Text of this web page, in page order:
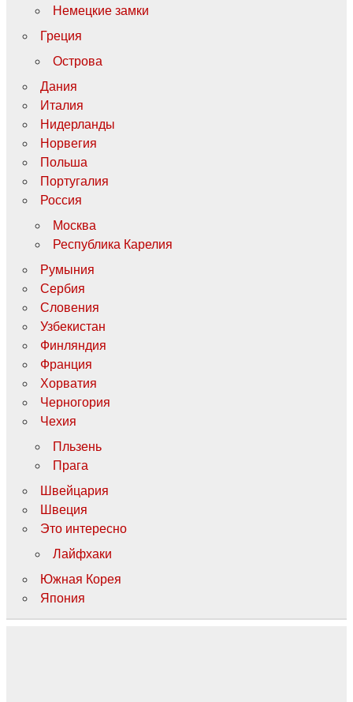
Немецкие замки
Греция
Острова
Дания
Италия
Нидерланды
Норвегия
Польша
Португалия
Россия
Москва
Республика Карелия
Румыния
Сербия
Словения
Узбекистан
Финляндия
Франция
Хорватия
Черногория
Чехия
Пльзень
Прага
Швейцария
Швеция
Это интересно
Лайфхаки
Южная Корея
Япония